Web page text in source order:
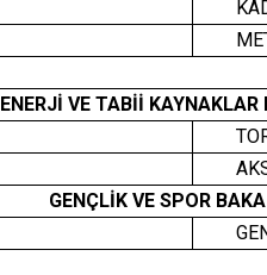
ENERJİ VE TABİİ
GENÇLİK VE SPOR